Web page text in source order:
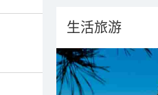
生活旅游